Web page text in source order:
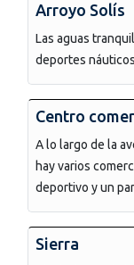
Arroyo Solís
Las aguas
deportes
Centro
A lo largo de la
hay varios
deportivo y un
Sierra